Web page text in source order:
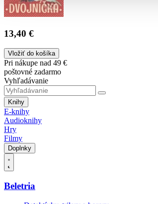
13,40 €
Vložiť do košíka
Pri nákupe nad 49 €
poštovné zadarmo
Vyhľadávanie
Knihy
E-knihy
Audioknihy
Hry
Filmy
Doplnky
Beletria